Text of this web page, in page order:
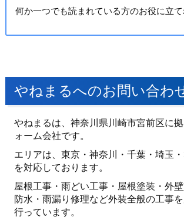
何か一つでも読まれている方のお役に立て
やねまるへのお問い合わ
やねまるは、神奈川県川崎市宮前区に
ォーム会社です。
エリアは、東京・神奈川・千葉・埼玉
を対応しております。
屋根工事・雨どい工事・屋根塗装・外
防水・雨漏り修理など外装全般の工事
行っています。